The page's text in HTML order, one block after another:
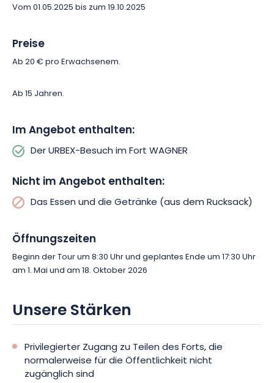
Vom 01.05.2025 bis zum 19.10.2025
Preise
Ab 20 € pro Erwachsenem.
Ab 15 Jahren.
Im Angebot enthalten:
Der URBEX-Besuch im Fort WAGNER
Nicht im Angebot enthalten:
Das Essen und die Getränke (aus dem Rucksack)
Öffnungszeiten
Beginn der Tour um 8:30 Uhr und geplantes Ende um 17:30 Uhr
am 1. Mai und am 18. Oktober 2026
Unsere Stärken
Privilegierter Zugang zu Teilen des Forts, die
normalerweise für die Öffentlichkeit nicht
zugänglich sind